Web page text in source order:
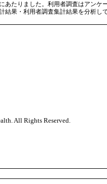
たりました。利用者調査はアンケ
果・利用者調査集計結果を分析
All Rights Reserved.